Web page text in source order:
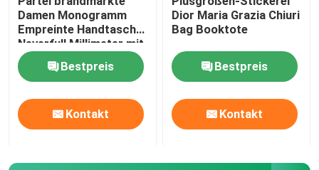
Damen Monogramm
Empreinte Handtasche
Neverfull Millimeter mit
Blumen-Marketerie
Bestpreis
Kontakt
Dior Maria Grazia Chiuri
Bag Booktote
Bestpreis
Kontakt